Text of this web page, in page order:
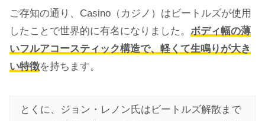
ご存知の通り、Casino（カジノ）はビートルズが使用
したことで世界的に有名になりました。 ボディ幅の薄
いフルアコースティック構造で、軽くて生鳴りが大き
い特徴を持ちます。
とくに、ジョン・レノン氏はビートルズ解散まで